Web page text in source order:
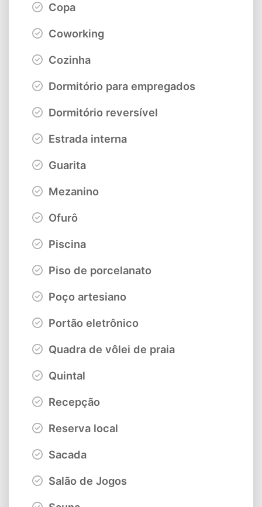
Copa
Coworking
Cozinha
Dormitório para empregados
Dormitório reversível
Estrada interna
Guarita
Mezanino
Ofurô
Piscina
Piso de porcelanato
Poço artesiano
Portão eletrônico
Quadra de vôlei de praia
Quintal
Recepção
Reserva local
Sacada
Salão de Jogos